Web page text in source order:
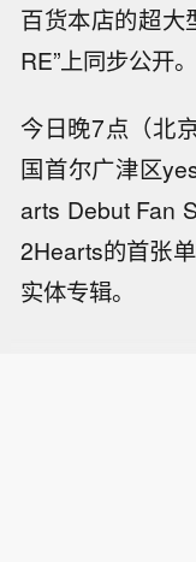
百货本店的超大
RE”上同步公开。
今日晚7点（北
国首尔广津区
arts Debut Fan
2Hearts的首张
实体专辑。